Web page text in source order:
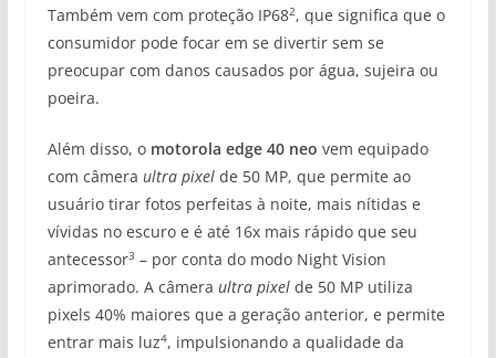
Também vem com proteção IP682, que significa que o
consumidor pode focar em se divertir sem se
preocupar com danos causados por água, sujeira ou
poeira.
Além disso, o motorola edge 40 neo vem equipado
com câmera ultra pixelde 50 MP, que permite ao
usuário tirar fotos perfeitas à noite, mais nítidas e
vívidas no escuro e é até 16x mais rápido que seu
antecessor3 – por conta do modo Night Vision
aprimorado. A câmera ultra pixelde 50 MP utiliza
pixels 40% maiores que a geração anterior, e permite
entrar mais luz4, impulsionando a qualidade da